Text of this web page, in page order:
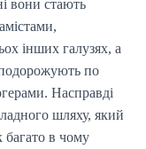
вони стають
інших галузях, а
по
Насправді
шляху, який
багато в чому